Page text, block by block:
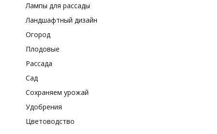
Лампы для рассады
Ландшафтный дизайн
Огород
Плодовые
Рассада
Сад
Сохраняем урожай
Удобрения
Цветоводство